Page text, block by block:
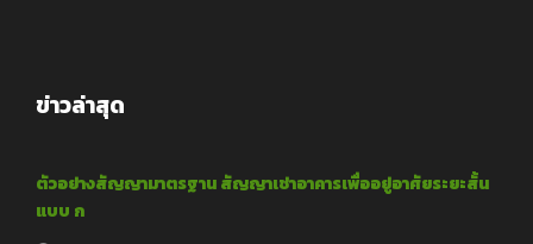
ข่าวล่าสุด
ตัวอย่างสัญญามาตรฐาน สัญญาเช่าอาคารเพื่ออยู่อาศัยระยะสั้น
แบบ ก